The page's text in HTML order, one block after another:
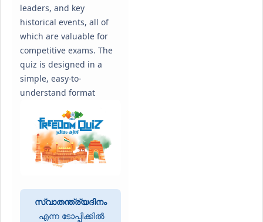
leaders, and key
historical events, all of
which are valuable for
competitive exams. The
quiz is designed in a
simple, easy-to-
understand format
സ്വാതന്ത്ര്യദിനം
എന്ന ടോപ്പിക്കിൽ